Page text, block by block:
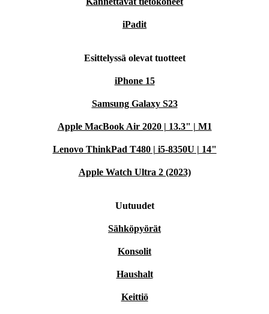
iPadit
Esittelyssä olevat tuotteet
iPhone 15
Samsung Galaxy S23
Apple MacBook Air 2020 | 13.3" | M1
Lenovo ThinkPad T480 | i5-8350U | 14"
Apple Watch Ultra 2 (2023)
Uutuudet
Sähköpyörät
Konsolit
Haushalt
Keittiö